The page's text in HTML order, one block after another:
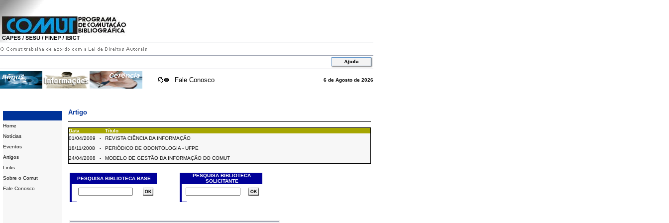
Fale Conosco 6 de Agosto de 2026
Home
Notícias
Eventos
Artigos
Links
Sobre o Comut
Fale Conosco
Artigo
Data
Título
01/04/2009
-
REVISTA CIÊNCIA DA INFORMAÇÃO
18/11/2008
-
PERIÓDICO DE ODONTOLOGIA - UFPE
24/04/2008
- MODELO DE GESTÃO DA INFORMAÇÃO DO COMUT
PESQUISA BIBLIOTECA BASE
PESQUISA BIBLIOTECA
SOLICITANTE